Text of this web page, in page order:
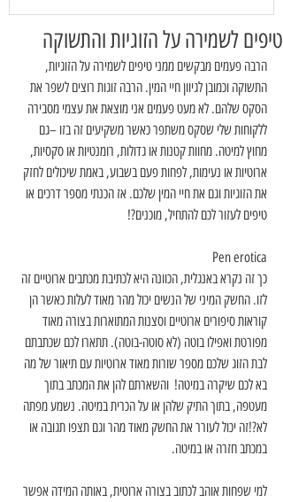
טיפים לשמירה על הזוגיות והתשוקה
הרבה פעמים מבקשים ממני טיפים לשמירה על הזוגיות,
התשוקה וכמובן לגיוון חיי המין. הרבה זוגות רוצים לשפר את
הסקס שלהם. לא מעט פעמים אני מוצאת את עצמי מסבירה
ללקוחות שלי שסקס משתפר כאשר משקיעים זה בזו –גם
מחוץ למיטה. מחוות קטנות או גדולות, רומנטיות או סקסיות,
ארוטיות או נעימות, לפחות פעם בשבוע, באמת שיכולים לחזק
את הזוגיות וגם את חיי המין שלכם. אז הכנתי מספר דרכים או
טיפים לעזור לכם להתחיל, מוכנים?!
Pen erotica
כך זה נקרא באנגלית, הכוונה היא לכתיבת מכתבים ארוטיים זה
לזו. החשק המיני של הנשים יכול מהר מאוד לעלות כאשר הן
קוראות סיפורים ארוטיים וסצנות המתוארות בצורה מאוד
מפורטת ואפילו בוטה (לא סוטה-בוטה). תתארו לכם שכתבתם
לבת הזוג שלכם מספר שורות מאוד ארוטיות עם תיאור של מה
בא לכם שיקרה במיטה!  והשארתם להן את המכתב בתוך
מעטפה, בתוך התיק שלהן או על הכרית במיטה. נשמע מפתה
לא?!זה יכול לעורר את החשק מאוד מהר וגם תצפו תגובה או
במכתב חזרה או במיטה.
למי שפחות אוהב לכתוב בצורה ארוטית, באותה המידה אפשר